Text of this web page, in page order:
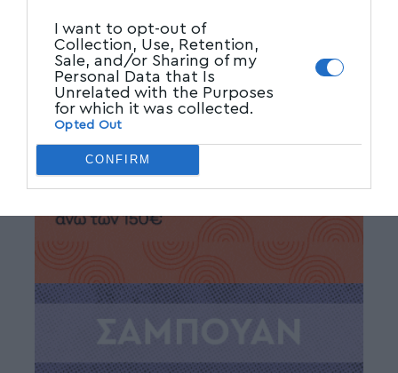
I want to opt-out of
Collection, Use, Retention,
Sale, and/or Sharing of my
Personal Data that Is
Unrelated with the Purposes
for which it was collected.
Opted Out
CONFIRM